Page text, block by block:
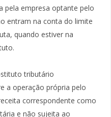
pela empresa optante pelo
entram na conta do limite
quando estiver na
tributário
a operação própria pelo
correspondente como
e não sujeita ao